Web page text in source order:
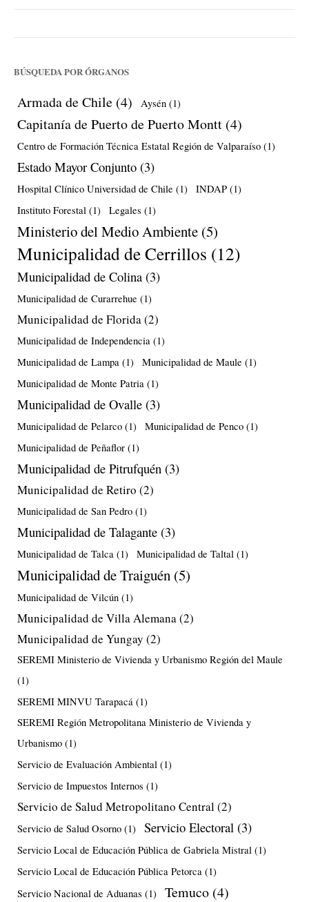
BÚSQUEDA POR ÓRGANOS
Armada de Chile (4) Aysén (1)
Capitanía de Puerto de Puerto Montt (4)
Centro de Formación Técnica Estatal Región de Valparaíso (1)
Estado Mayor Conjunto (3)
Hospital Clínico Universidad de Chile (1) INDAP (1)
Instituto Forestal (1) Legales (1)
Ministerio del Medio Ambiente (5)
Municipalidad de Cerrillos (12)
Municipalidad de Colina (3)
Municipalidad de Curarrehue (1)
Municipalidad de Florida(2)
Municipalidad de Independencia (1)
Municipalidad de Lampa (1) Municipalidad de Maule (1)
Municipalidad de Monte Patria (1)
Municipalidad de Ovalle (3)
Municipalidad de Pelarco (1) Municipalidad de Penco (1)
Municipalidad de Peñaflor (1)
Municipalidad de Pitrufquén (3)
Municipalidad de Retiro (2)
Municipalidad de San Pedro (1)
Municipalidad de Talagante (3)
Municipalidad de Talca (1) Municipalidad de Taltal (1)
Municipalidad de Traiguén (5)
Municipalidad de Vilcún (1)
Municipalidad de Villa Alemana(2)
Municipalidad de Yungay (2)
SEREMI Ministerio de Vivienda y Urbanismo Región del Maule
(1)
SEREMI MINVU Tarapacá (1)
SEREMI Región Metropolitana Ministerio de Vivienda y
Urbanismo (1)
Servicio de Evaluación Ambiental (1)
Servicio de Impuestos Internos (1)
Servicio de Salud Metropolitano Central(2)
Servicio de Salud Osorno (1) Servicio Electoral (3)
Servicio Local de Educación Pública de Gabriela Mistral (1)
Servicio Local de Educación Pública Petorca (1)
Servicio Nacional de Aduanas (1) Temuco (4)